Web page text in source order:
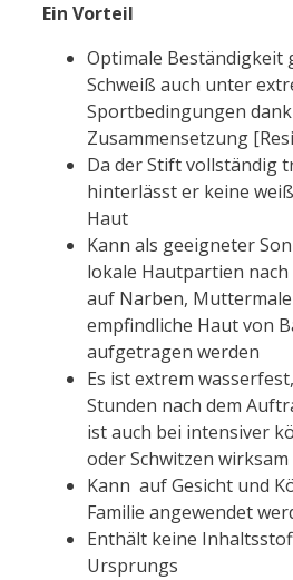
Ein Vorteil
Optimale Beständigkeit
Schweiß auch unter
Sportbedingungen
Zusammensetzung
Da der Stift vollständig
hinterlässt er keine
Haut
Kann als geeigneter
lokale Hautpartien
auf Narben,
empfindliche Haut von
aufgetragen werden
Es ist extrem
Stunden nach dem
ist auch bei intensiver
oder Schwitzen wirksam
Kann auf Gesicht und
Familie angewendet
Enthält keine
Ursprungs